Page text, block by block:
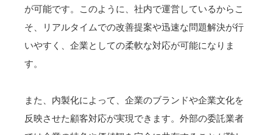
が可能です。このように、社内で運営しているからこ
そ、リアルタイムでの改善提案や迅速な問題解決が行
いやすく、企業としての柔軟な対応が可能になりま
す。
また、内製化によって、企業のブランドや企業文化を
反映させた顧客対応が実現できます。外部の委託業者